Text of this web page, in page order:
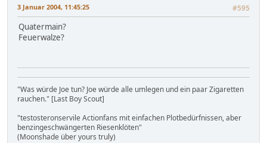
3 Januar 2004, 11:45:25 #595
Quatermain?
Feuerwalze?
"Was würde Joe tun? Joe würde alle umlegen und ein paar Zigaretten
rauchen." [Last Boy Scout]
"testosteronservile Actionfans mit einfachen Plotbedürfnissen, aber
benzingeschwängerten Riesenklöten"
(Moonshade über yours truly)